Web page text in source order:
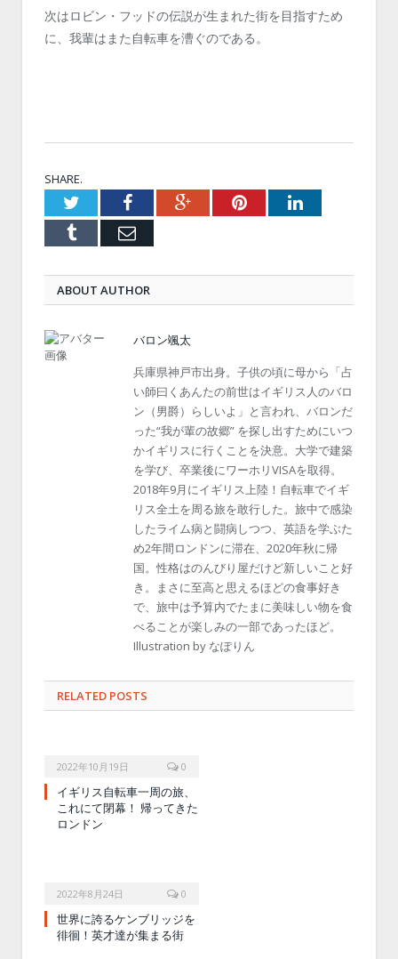
次はロビン・フッドの伝説が生まれた街を目指すため
に、我輩はまた自転車を漕ぐのである。
SHARE.
TwitterFacebookGoogle+PinterestLinkedIn
Tumblr Email
ABOUT AUTHOR
バロン颯太
兵庫県神戸市出身。子供の頃に母から「占
い師曰くあんたの前世はイギリス人のバロ
ン（男爵）らしいよ」と言われ、バロンだ
った“我が輩の故郷” を探し出すためにいつ
かイギリスに行くことを決意。大学で建築
を学び、卒業後にワーホリVISAを取得。
2018年9月にイギリス上陸！自転車でイギ
リス全土を周る旅を敢行した。旅中で感染
したライム病と闘病しつつ、英語を学ぶた
め2年間ロンドンに滞在、2020年秋に帰
国。性格はのんびり屋だけど新しいこと好
き。まさに至高と思えるほどの食事好き
で、旅中は予算内でたまに美味しい物を食
べることが楽しみの一部であったほど。
Illustration by なぽりん
RELATED POSTS
2022年10月19日 0
イギリス自転車一周の旅、
これにて閉幕！ 帰ってきた
ロンドン
2022年8月24日 0
世界に誇るケンブリッジを
徘徊！英才達が集まる街